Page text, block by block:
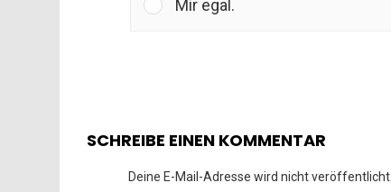
Mir egal.
SCHREIBE EINEN KOMMENTAR
Deine E-Mail-Adresse wird nicht veröffentlicht.